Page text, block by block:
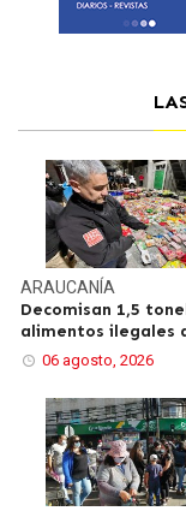
ARAUCANÍA
Decomisan 1,5
alimentos ilegales
06 agosto, 2026